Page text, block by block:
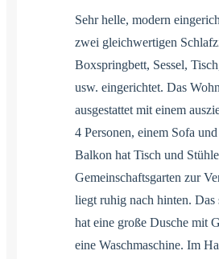
Sehr helle, modern
zwei gleichwertigen
Boxspringbett, Sessel,
usw. eingerichtet. Das
ausgestattet mit einem
4 Personen, einem Sofa
Balkon hat Tisch und
Gemeinschaftsgarten zur
liegt ruhig nach hinten. Das
hat eine große Dusche mit
eine Waschmaschine. Im